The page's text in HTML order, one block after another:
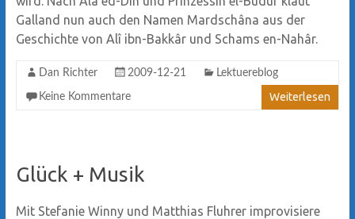
Galland nun auch den Namen Mardschâna aus der
Geschichte von Alî ibn-Bakkâr und Schams en-Nahâr.
Dan Richter 2009-12-21 Lektuereblog
Keine Kommentare Weiterlesen
Glück + Musik
Mit Stefanie Winny und Matthias Fluhrer improvisiere